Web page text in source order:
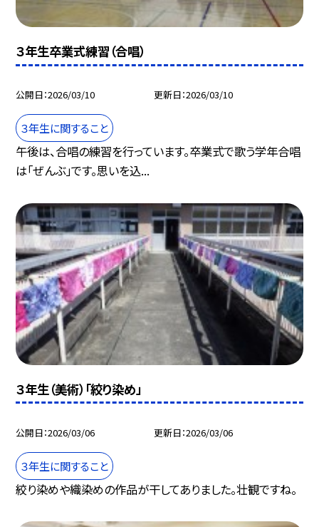
３年生卒業式練習（合唱）
公開日 2026/03/10 更新日 2026/03/10
３年生に関すること
午後は、合唱の練習を行っています。卒業式で歌う学年合唱
は「ぜんぶ」です。思いを込...
３年生（美術）「絞り染め」
公開日 2026/03/06 更新日 2026/03/06
３年生に関すること
絞り染めや織染めの作品が干してありました。壮観ですね。